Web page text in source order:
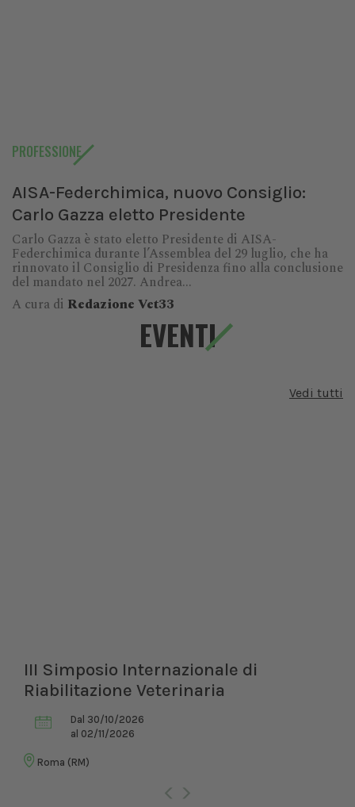
PROFESSIONE
AISA-Federchimica, nuovo Consiglio:
Carlo Gazza eletto Presidente
Carlo Gazza è stato eletto Presidente di AISA-
Federchimica durante l’Assemblea del 29 luglio, che ha
rinnovato il Consiglio di Presidenza fino alla conclusione
del mandato nel 2027. Andrea...
A cura di Redazione Vet33
EVENTI
Vedi tutti
III Simposio Internazionale di
Riabilitazione Veterinaria
Dal 30/10/2026
al 02/11/2026
Roma (RM)